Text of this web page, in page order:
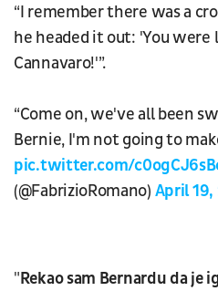
“I remember there was a
he headed it out: 'You were
Cannavaro!'”.
“Come on, we've all been
Bernie, I'm not going to
pic.twitter.com/
(@FabrizioRomano) April 19,
"Rekao sam Bernardu da je